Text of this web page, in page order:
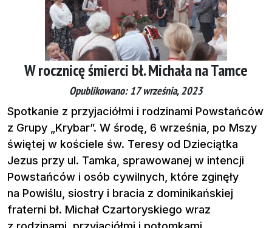
W rocznicę śmierci bł. Michała na Tamce
Opublikowano: 17 września, 2023
Spotkanie z przyjaciółmi i rodzinami Powstańców
z Grupy „Krybar”. W środę, 6 września, po Mszy
świętej w kościele św. Teresy od Dzieciątka
Jezus przy ul. Tamka, sprawowanej w intencji
Powstańców i osób cywilnych, które zginęły
na Powiślu, siostry i bracia z dominikańskiej
fraterni bł. Michał Czartoryskiego wraz